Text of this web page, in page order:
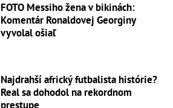
FOTO Messiho žena v bikinách:
Komentár Ronaldovej Georginy
vyvolal ošiaľ
Najdrahší africký futbalista histórie?
Real sa dohodol na rekordnom
prestupe